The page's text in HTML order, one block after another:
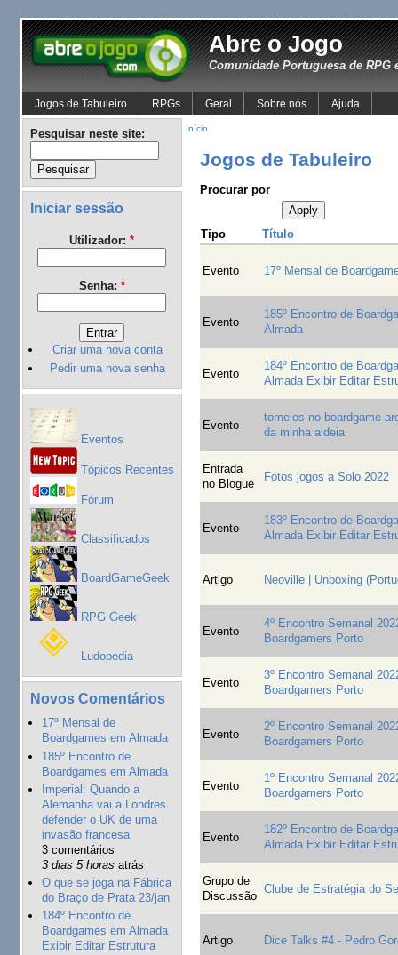
Abre o Jogo
Comunidade Portuguesa de RPG
Jogos de Tabuleiro RPGs Geral Sobre nós Ajuda
Pesquisar neste site:
Iniciar sessão
Utilizador: *
Senha: *
Criar uma nova conta
Pedir uma nova senha
Eventos
Tópicos Recentes
Fórum
Classificados
BoardGameGeek
RPG Geek
Ludopedia
Novos Comentários
17º Mensal de
Boardgames em Almada
185º Encontro de
Boardgames em Almada
Imperial: Quando a
Alemanha vai a Londres
defender o UK de uma
invasão francesa
3 comentários
3 dias 5 horas atrás
O que se joga na Fábrica
do Braço de Prata 23/jan
184º Encontro de
Boardgames em Almada
Exibir Editar Estrutura
Início
Jogos de Tabuleiro
Procurar por
Tipo Título
Evento 17º Mensal de
Evento
185º Encontro de
Almada
Evento
184º Encontro de
Almada Exibir Editar
Evento
torneios no boardgame
da minha aldeia
Entrada
no Blogue
Fotos jogos a Solo 2022
Evento
183º Encontro de
Almada Exibir Editar
Artigo Neoville | Unboxing
Evento
4º Encontro Semanal
Boardgamers Porto
Evento
3º Encontro Semanal
Boardgamers Porto
Evento
2º Encontro Semanal
Boardgamers Porto
Evento
1º Encontro Semanal
Boardgamers Porto
Evento
182º Encontro de
Almada Exibir Editar
Grupo de
Discussão
Clube de Estratégia do
Artigo Dice Talks #4 - Pedro